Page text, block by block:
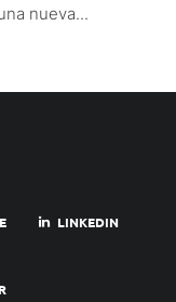
nueva...
LINKEDIN